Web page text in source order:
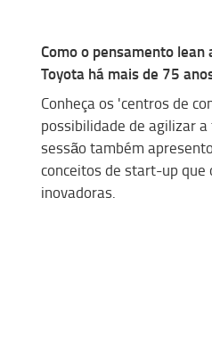
Como o pensamento lean
Toyota há mais de 75
Conheça os 'centros de
possibilidade de agilizar
sessão também apresent
conceitos de start-up que
inovadoras.